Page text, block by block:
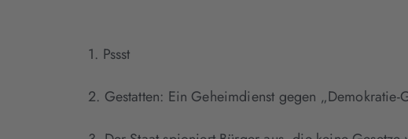
1. Pssst
2. Gestatten: Ein Geheimdienst gegen „Demokratie-